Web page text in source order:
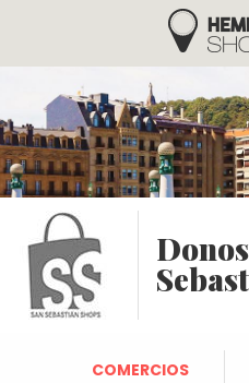
Pasar al contenido principal
Hemengo Shopping
COMERCIOS